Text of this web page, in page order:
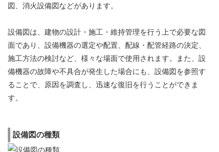
図、消火設備図などがあります。
設備図は、建物の設計・施工・維持管理を行う上で必要な図
面であり、設備機器の選定や配置、配線・配管経路の決定、
施工方法の検討など、様々な場面で使用されます。また、設
備機器の故障や不具合が発生した場合にも、設備図を参照す
ることで、原因を調査し、迅速な復旧を行うことができま
す。
設備図の種類